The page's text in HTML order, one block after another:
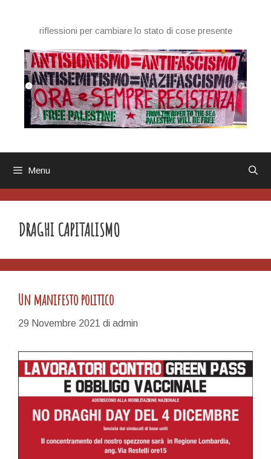
contenutoriflessioni per cambiare lo stato di cose presente
Menu
DRAGHI CAPITALISMO
Un manifesto politico
29 Novembre 2021 di admin